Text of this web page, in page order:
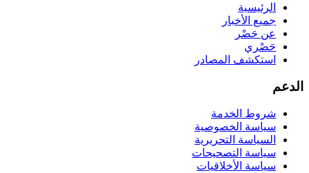
الرئيسية
جميع الأخبار
عن حَصْر
حَصْري
استكشف المصادر
الدعم
شروط الخدمة
سياسة الخصوصية
السياسة التحريرية
سياسة التصحيحات
سياسة الأخلاقيات